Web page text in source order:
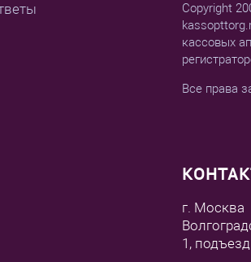
Copyright
кассовых
Все права
г. Москва
1,